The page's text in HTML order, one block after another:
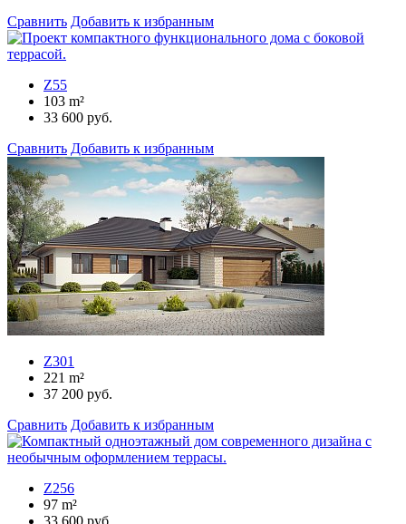
Сравнить Добавить к избранным
Z55
103 m²
33 600 руб.
Сравнить Добавить к избранным
Z301
221 m²
37 200 руб.
Сравнить Добавить к избранным
Z256
97 m²